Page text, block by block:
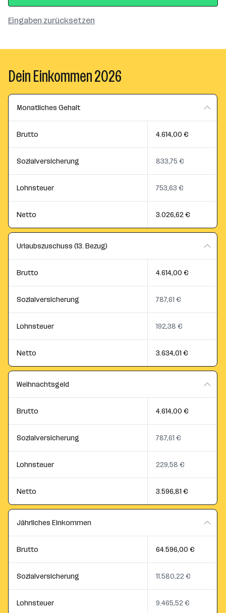
Eingaben zurücksetzen
Dein Einkommen 2026
Monatliches Gehalt
Brutto 4.614,00 €
Sozialversicherung 833,75 €
Lohnsteuer 753,63 €
Netto 3.026,62 €
Urlaubszuschuss (13. Bezug)
Brutto 4.614,00 €
Sozialversicherung 787,61 €
Lohnsteuer 192,38 €
Netto 3.634,01 €
Weihnachtsgeld
Brutto 4.614,00 €
Sozialversicherung 787,61 €
Lohnsteuer 229,58 €
Netto 3.596,81 €
Jährliches Einkommen
Brutto 64.596,00 €
Sozialversicherung 11.580,22 €
Lohnsteuer 9.465,52 €